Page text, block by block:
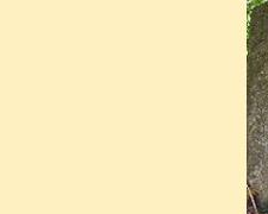
Après ses
crémation, on
l’admiration des